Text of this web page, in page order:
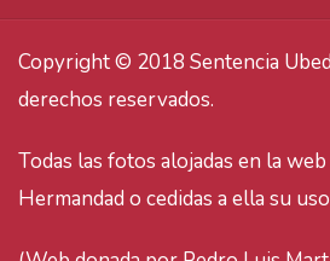
Copyright © 2018 Sentencia
derechos reservados.
Todas las fotos alojadas en la
Hermandad o cedidas a ella su